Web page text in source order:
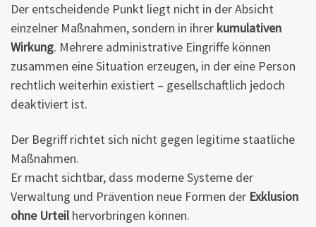
Der entscheidende Punkt liegt nicht in der Absicht
einzelner Maßnahmen, sondern in ihrer kumulativen
Wirkung. Mehrere administrative Eingriffe können
zusammen eine Situation erzeugen, in der eine Person
rechtlich weiterhin existiert – gesellschaftlich jedoch
deaktiviert ist.
Der Begriff richtet sich nicht gegen legitime staatliche
Maßnahmen.
Er macht sichtbar, dass moderne Systeme der
Verwaltung und Prävention neue Formen der Exklusion
ohne Urteilhervorbringen können.